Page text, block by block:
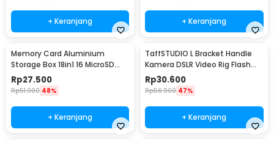
+ Keranjang + Keranjang
Memory Card Aluminium
Storage Box 18in1 16 MicroSD
and 2 SD Card - JJC
Rp27.500
Rp51.900 48%
+ Keranjang
TaffSTUDIO L Bracket Handle
Kamera DSLR Video Rig Flash
Light Mount - XDV-1
Rp30.600
Rp56.900 47%
+ Keranjang